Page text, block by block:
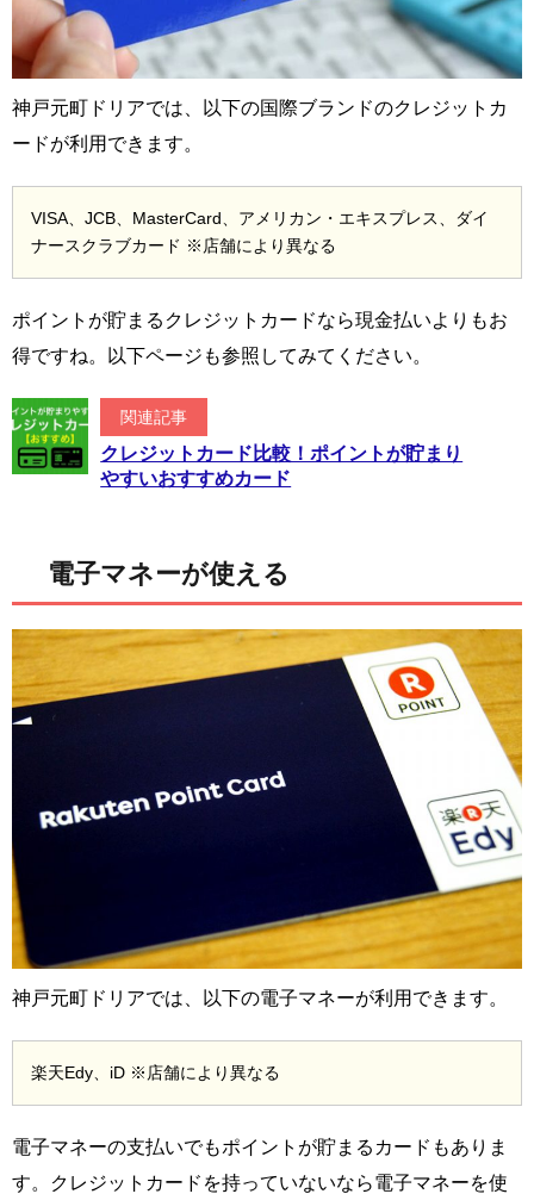
神戸元町ドリアでは、以下の国際ブランドのクレジットカ
ードが利用できます。
VISA、JCB、MasterCard、アメリカン・エキスプレス、ダイ
ナースクラブカード ※店舗により異なる
ポイントが貯まるクレジットカードなら現金払いよりもお
得ですね。以下ページも参照してみてください。
関連記事
クレジットカード比較！ポイントが貯まり
やすいおすすめカード
電子マネーが使える
神戸元町ドリアでは、以下の電子マネーが利用できます。
楽天Edy、iD ※店舗により異なる
電子マネーの支払いでもポイントが貯まるカードもありま
す。クレジットカードを持っていないなら電子マネーを使